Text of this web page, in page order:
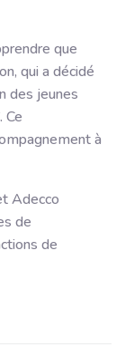
que
qui a décidé
des jeunes
Ce
à
Adecco
de
de